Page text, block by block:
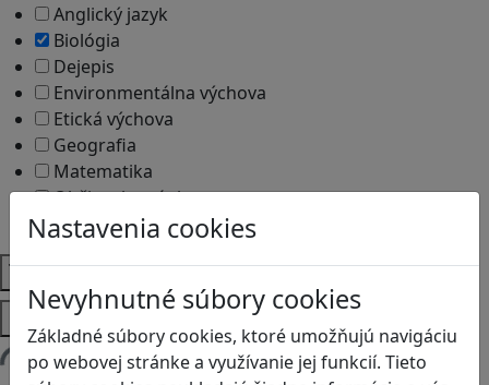
Nastavenia cookies
Nevyhnutné súbory cookies
Základné súbory cookies, ktoré umožňujú navigáciu
po webovej stránke a využívanie jej funkcií. Tieto
Anglický jazyk
Biológia
Dejepis
Environmentálna výchova
Etická výchova
Geografia
Matematika
Občianska náuka
Vlastiveda
Témy
Platformy
Načítam blogy